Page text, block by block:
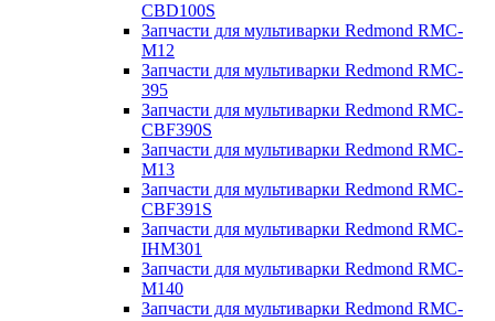
CBD100S
Запчасти для мультиварки Redmond RMC-
M12
Запчасти для мультиварки Redmond RMC-
395
Запчасти для мультиварки Redmond RMC-
CBF390S
Запчасти для мультиварки Redmond RMC-
M13
Запчасти для мультиварки Redmond RMC-
CBF391S
Запчасти для мультиварки Redmond RMC-
IHM301
Запчасти для мультиварки Redmond RMC-
M140
Запчасти для мультиварки Redmond RMC-